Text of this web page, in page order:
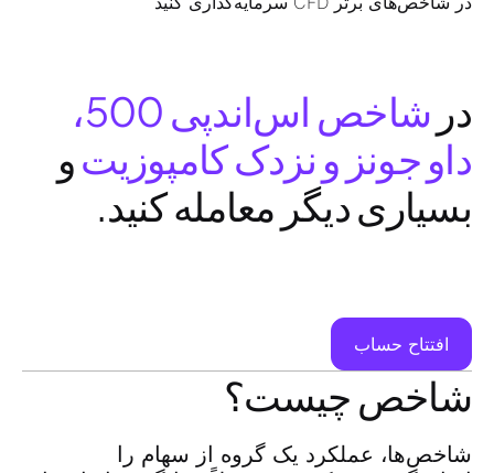
در
شاخص اس‌اندپی 500،
داو جونز و نزدک کامپوزیتو
بسیاری دیگر معامله کنید.
افتتاح حساب
شاخص چیست؟
شاخص‌ها، عملکرد یک گروه از سهام را